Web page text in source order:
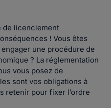
de licenciement
! Vous êtes
une procédure de
? La réglementation
vous posez de
sont vos obligations à
retenir pour fixer l’ordre